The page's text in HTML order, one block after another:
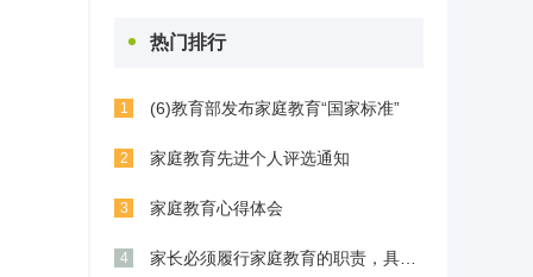
热门排行
1 (6)教育部发布家庭教育“国家标准”
2 家庭教育先进个人评选通知
3 家庭教育心得体会
4